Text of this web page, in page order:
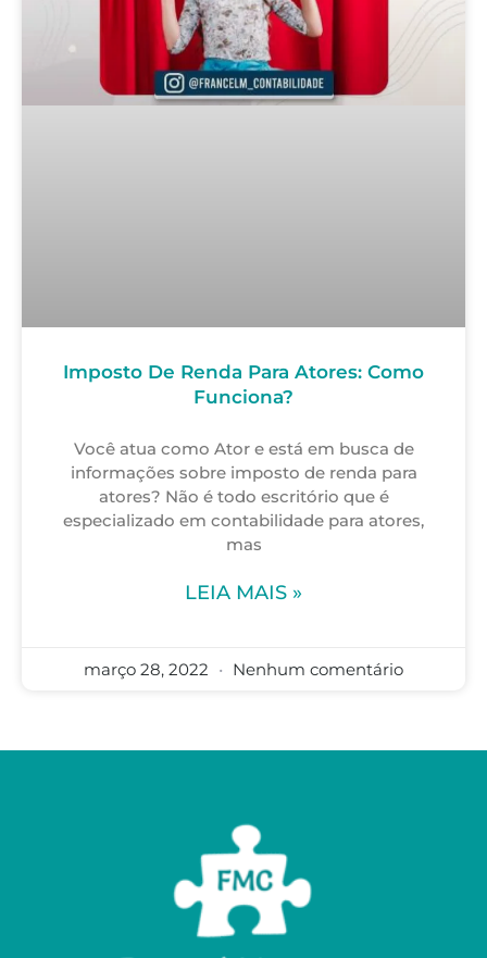
Imposto De Renda Para Atores: Como
Funciona?
Você atua como Ator e está em busca de
informações sobre imposto de renda para
atores? Não é todo escritório que é
especializado em contabilidade para atores,
mas
LEIA MAIS »
março 28, 2022 Nenhum comentário